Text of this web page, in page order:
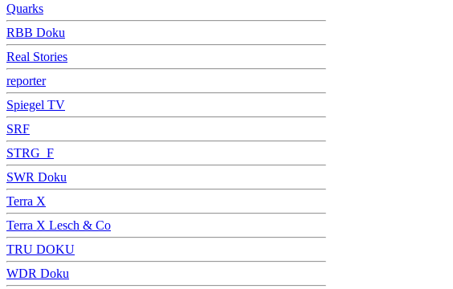
Quarks
RBB Doku
Real Stories
reporter
Spiegel TV
SRF
STRG_F
SWR Doku
Terra X
Terra X Lesch & Co
TRU DOKU
WDR Doku